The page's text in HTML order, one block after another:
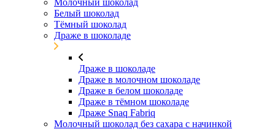
Молочный шоколад
Белый шоколад
Тёмный шоколад
Драже в шоколаде
Драже в шоколаде
Драже в молочном шоколаде
Драже в белом шоколаде
Драже в тёмном шоколаде
Драже Snaq Fabriq
Молочный шоколад без сахара с начинкой